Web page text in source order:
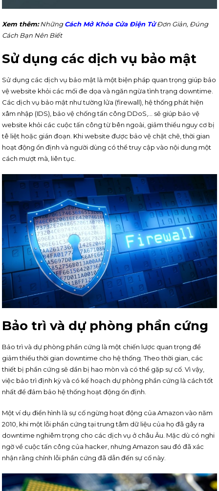
Xem thêm:Những Cách Mở Khóa Cửa Điện Tử Đơn Giản, Đúng
Cách Bạn Nên Biết
Sử dụng các dịch vụ bảo mật
Sử dụng các dịch vụ bảo mật là một biện pháp quan trọng giúp bảo
vệ website khỏi các mối đe dọa và ngăn ngừa tình trạng downtime.
Các dịch vụ bảo mật như tường lửa (firewall), hệ thống phát hiện
xâm nhập (IDS), bảo vệ chống tấn công DDoS,… sẽ giúp bảo vệ
website khỏi các cuộc tấn công từ bên ngoài, giảm thiểu nguy cơ bị
tê liệt hoặc gián đoạn. Khi website được bảo vệ chặt chẽ, thời gian
hoạt động ổn định và người dùng có thể truy cập vào nội dung một
cách mượt mà, liên tục.
Bảo trì và dự phòng phần cứng
Bảo trì và dự phòng phần cứng là một chiến lược quan trọng để
giảm thiểu thời gian downtime cho hệ thống. Theo thời gian, các
thiết bị phần cứng sẽ dần bị hao mòn và có thể gặp sự cố. Vì vậy,
việc bảo trì định kỳ và có kế hoạch dự phòng phần cứng là cách tốt
nhất để đảm bảo hệ thống hoạt động ổn định.
Một ví dụ điển hình là sự cố ngừng hoạt động của Amazon vào năm
2010, khi một lỗi phần cứng tại trung tâm dữ liệu của họ đã gây ra
downtime nghiêm trọng cho các dịch vụ ở châu Âu. Mặc dù có nghi
ngờ về cuộc tấn công của hacker, nhưng Amazon sau đó đã xác
nhận rằng chính lỗi phần cứng đã dẫn đến sự cố này.